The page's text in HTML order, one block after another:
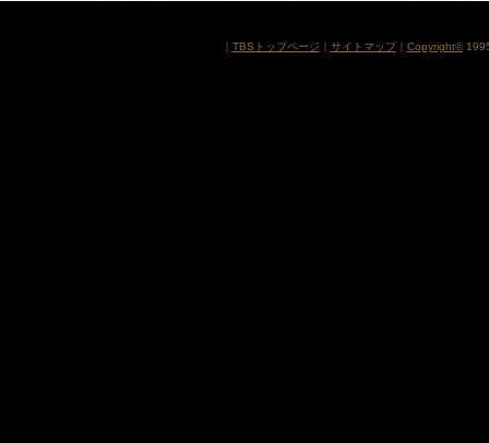
TBSトップページ サイトマップ｜ Copyright©